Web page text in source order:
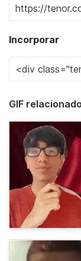
Incorporar
GIF